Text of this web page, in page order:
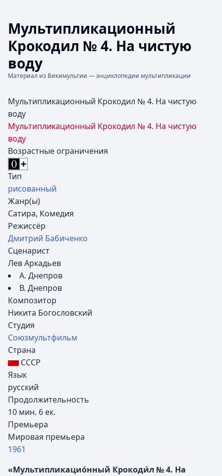
Мультипликационный
Крокодил № 4. На чистую
воду
Материал из Викимультии — энциклопедии мультипликации
Мультипликационный Крокодил № 4. На чистую
воду
Мультипликационный Крокодил № 4. На чистую
воду
Возрастные ограничения
Тип
рисованный
Жанр(ы)
Сатира, Комедия
Режиссёр
Дмитрий Бабиченко
Сценарист
Лев Аркадьев
А. Днепров
В. Днепров
Композитор
Никита Богословский
Студия
Союзмультфильм
Страна
СССР
Язык
русский
Продолжительность
10 мин. 6 ек.
Премьера
Мировая премьера
1961
«Мультипликацио́нный Крокоди́л № 4. На